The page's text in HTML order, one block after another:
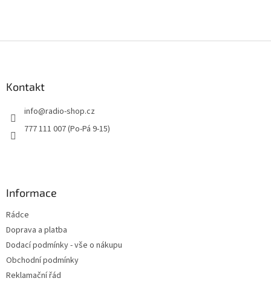
Kontakt
info@radio-shop.cz
777 111 007 (Po-Pá 9-15)
Informace
Rádce
Doprava a platba
Dodací podmínky - vše o nákupu
Obchodní podmínky
Reklamační řád